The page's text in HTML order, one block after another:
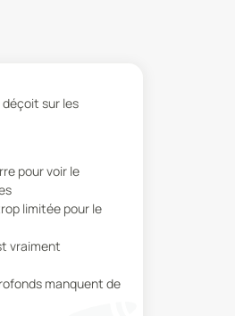
sur les
pour voir le
limitée pour le
vraiment
manquent de